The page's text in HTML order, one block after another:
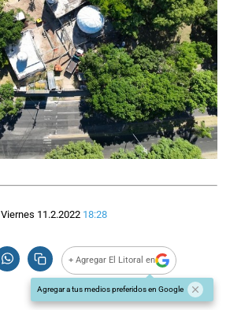
Viernes 11.2.2022 18:28
+ Agregar El Litoral en
Agregar a tus medios preferidos en Google